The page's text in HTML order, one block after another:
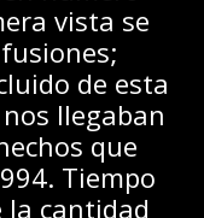
vista se
de esta
llegaban
que
Tiempo
la cantidad